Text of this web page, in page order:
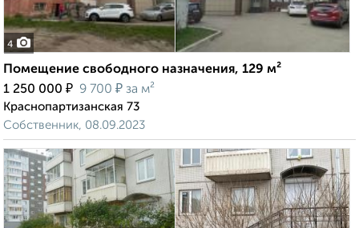
4
Помещение свободного назначения, 129 м²
1 250 000 ₽ 9 700 ₽ за м²
Краснопартизанская 73
Собственник, 08.09.2023